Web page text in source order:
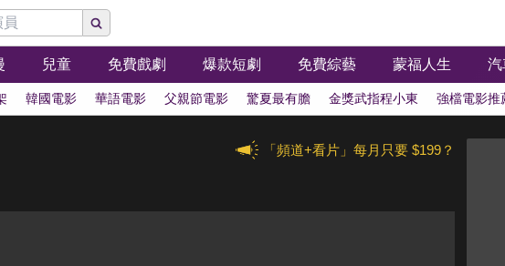
兒童 免費戲劇 爆款短劇 免費綜藝 蒙福人生 汽
韓國電影 華語電影 父親節電影 驚夏最有膽 金獎武指程小東 強檔電影推
「頻道+看片」每月只要 $199？